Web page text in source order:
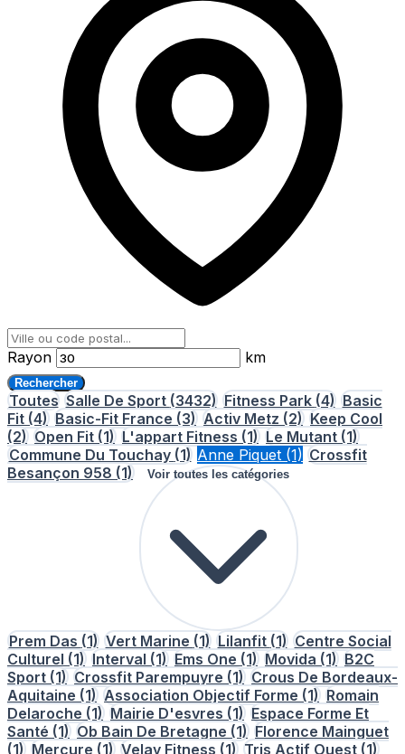
Rayon km
Rechercher
Toutes Salle De Sport (3432) Fitness Park (4) Basic
Fit (4) Basic-Fit France (3) Activ Metz (2) Keep Cool
(2) Open Fit (1) L'appart Fitness (1) Le Mutant (1)
Commune Du Touchay (1) Anne Piquet (1) Crossfit
Besançon 958 (1) Voir toutes les catégories
Prem Das (1) Vert Marine (1) Lilanfit (1) Centre Social
Culturel (1) Interval (1) Ems One (1) Movida (1) B2C
Sport (1) Crossfit Parempuyre (1) Crous De Bordeaux-
Aquitaine (1) Association Objectif Forme (1) Romain
Delaroche (1) Mairie D'esvres (1) Espace Forme Et
Santé (1) Ob Bain De Bretagne (1) Florence Mainguet
(1) Mercure (1) Velay Fitness (1) Tris Actif Ouest (1)